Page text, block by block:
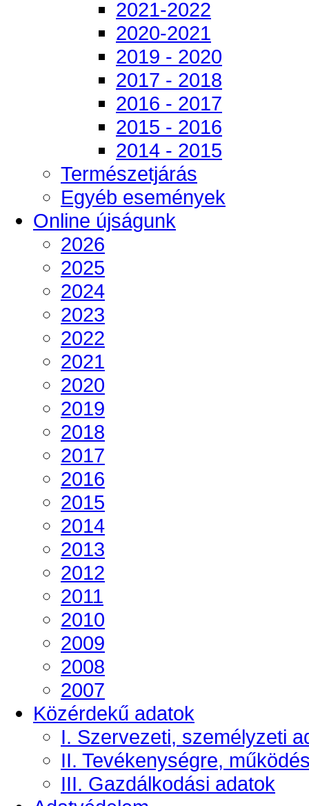
2021-2022
2020-2021
2019 - 2020
2017 - 2018
2016 - 2017
2015 - 2016
2014 - 2015
Természetjárás
Egyéb események
Online újságunk
2026
2025
2024
2023
2022
2021
2020
2019
2018
2017
2016
2015
2014
2013
2012
2011
2010
2009
2008
2007
Közérdekű adatok
I. Szervezeti, személyzeti
II. Tevékenységre,
III. Gazdálkodási adatok